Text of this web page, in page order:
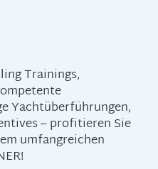
Trainings,
Yachtüberführungen,
– profitieren Sie
umfangreichen